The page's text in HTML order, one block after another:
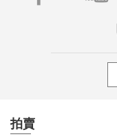
拍賣